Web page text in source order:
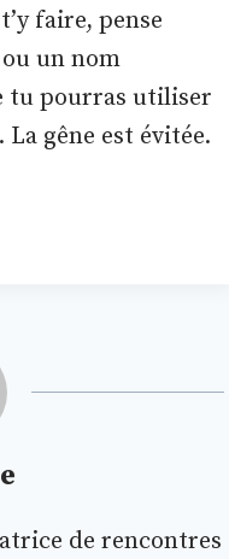
faire, pense
un nom
tu pourras utiliser
gêne est évitée.
de rencontres